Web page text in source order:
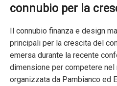
connubio per la
Il connubio finanza e design
principali per la crescita del
emersa durante la recente
dimensione per competere nel
organizzata da Pambianco ed